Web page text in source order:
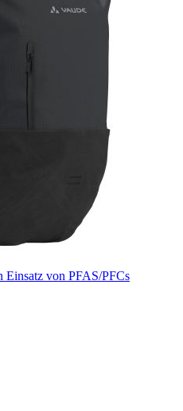
Einsatz von PFAS/PFCs